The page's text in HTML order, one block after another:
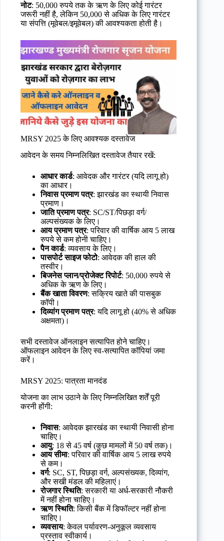
नोट: 50,000 रुपये तक के ऋण के लिए कोई गारंटर
जरूरी नहीं है, लेकिन 50,000 से अधिक के लिए गारंटर
या संपत्ति (मूवेबल/इमूवेबल) की आवश्यकता होती है।
MRSY 2025 के लिए आवश्यक दस्तावेज
आवेदन के समय निम्नलिखित दस्तावेज तैयार रखें:
आधार कार्ड: आवेदक और गारंटर (यदि लागू हो)
का आधार।
निवास प्रमाण पत्र: झारखंड का स्थायी निवास
प्रमाण।
जाति प्रमाण पत्र: SC/ST/पिछड़ा वर्ग/
अल्पसंख्यक के लिए।
आय प्रमाण पत्र: परिवार की वार्षिक आय 5 लाख
रुपये से कम होनी चाहिए।
पैन कार्ड: व्यवसाय के लिए।
पासपोर्ट साइज फोटो: आवेदक की हाल की
तस्वीर।
बिजनेस प्लान/प्रोजेक्ट रिपोर्ट: 50,000 रुपये से
अधिक के ऋण के लिए।
बैंक खाता विवरण: सक्रिय खाते की पासबुक
कॉपी।
दिव्यांग प्रमाण पत्र: यदि लागू हो (40% से अधिक
अक्षमता)।
सभी दस्तावेज ऑनलाइन सत्यापित होने चाहिए।
ऑफलाइन आवेदन के लिए स्व-सत्यापित कॉपियां जमा
करें।
MRSY 2025: पात्रता मानदंड
योजना का लाभ उठाने के लिए निम्नलिखित शर्तें पूरी
करनी होंगी:
निवास: आवेदक झारखंड का स्थायी निवासी होना
चाहिए।
आयु: 18 से 45 वर्ष (कुछ मामलों में 50 वर्ष तक)।
आय सीमा: परिवार की वार्षिक आय 5 लाख रुपये
से कम।
वर्ग: SC, ST, पिछड़ा वर्ग, अल्पसंख्यक, दिव्यांग,
और सखी मंडल की महिलाएं।
रोजगार स्थिति: सरकारी या अर्ध-सरकारी नौकरी
में नहीं होना चाहिए।
ऋण स्थिति: किसी बैंक में डिफॉल्टर नहीं होना
चाहिए।
व्यवसाय: केवल पर्यावरण-अनुकूल व्यवसाय
प्रस्ताव स्वीकार्य।